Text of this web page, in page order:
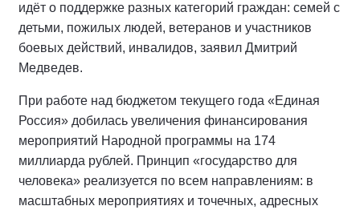
идёт о поддержке разных категорий граждан: семей с
детьми, пожилых людей, ветеранов и участников
боевых действий, инвалидов, заявил Дмитрий
Медведев.
При работе над бюджетом текущего года «Единая
Россия» добилась увеличения финансирования
мероприятий Народной программы на 174
миллиарда рублей. Принцип «государство для
человека» реализуется по всем направлениям: в
масштабных мероприятиях и точечных, адресных